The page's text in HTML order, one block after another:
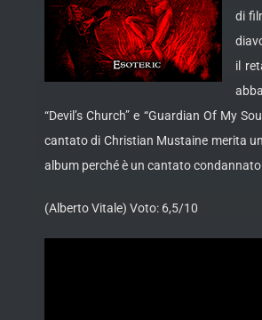
di
il
“Devil’s Church” e “Guardian Of My
cantato di Christian Mustaine merita
album perché è un cantato
(Alberto Vitale) Voto: 6,5/10